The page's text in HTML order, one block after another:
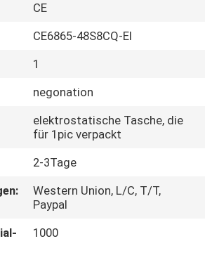
CE
CE6865-48S8CQ-EI
1
negonation
elektrostatische Tasche, die
für 1pic verpackt
2-3Tage
Western Union, L/C, T/T,
Paypal
1000